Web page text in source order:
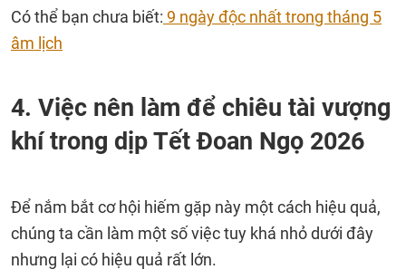
Có thể bạn chưa biết: 9 ngày độc nhất trong tháng 5
âm lịch
4. Việc nên làm để chiêu tài vượng
khí trong dịp Tết Đoan Ngọ 2026
Để nắm bắt cơ hội hiếm gặp này một cách hiệu quả,
chúng ta cần làm một số việc tuy khá nhỏ dưới đây
nhưng lại có hiệu quả rất lớn.